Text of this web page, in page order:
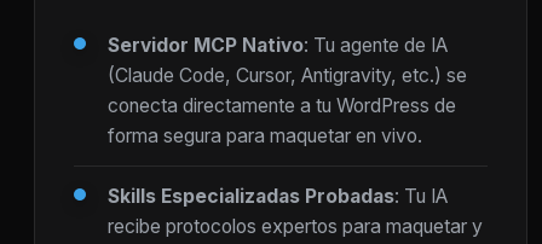
Servidor MCP Nativo: Tu agente de IA
(Claude Code, Cursor, Antigravity, etc.) se
conecta directamente a tu WordPress de
forma segura para maquetar en vivo.
Skills Especializadas Probadas: Tu IA
recibe protocolos expertos para maquetar y